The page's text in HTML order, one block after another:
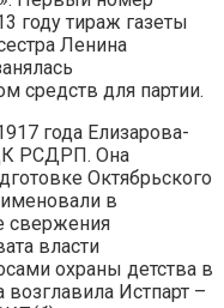
году тираж газеты
Ленина
средств для партии.
года Елизарова-
РСДРП. Она
Октябрьского
в
свержения
власти
охраны детства в
возглавила Истпарт –